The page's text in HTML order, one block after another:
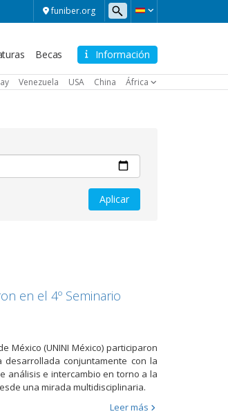
funiber.org
Información
Becas
Venezuela USA China África
en el 4º Seminario
México (UNINI México) participaron
desarrollada conjuntamente con la
análisis e intercambio en torno a la
una mirada multidisciplinaria.
Leer más